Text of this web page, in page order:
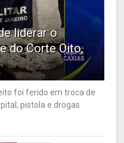
liderar o
do Corte Oito,
foi ferido em troca de
pistola e drogas